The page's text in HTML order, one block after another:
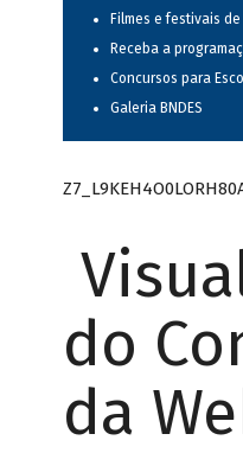
Filmes e festivais
Receba a
Concursos para
Galeria BNDES
do
da